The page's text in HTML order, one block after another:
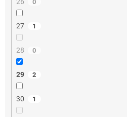
0
27 1
28 0
29 2
30 1